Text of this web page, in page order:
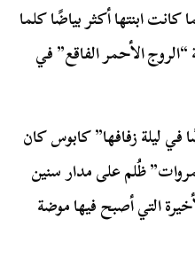
ابنتها أكثر بياضًا كلما
الأحمر الفاقع” في
في ليلة زفافها” كابوس كان
ظُلم على مدار سنين
التي أصبح فيها موضة